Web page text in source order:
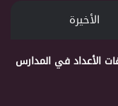
الأخيرة
الأعداد في المدارس